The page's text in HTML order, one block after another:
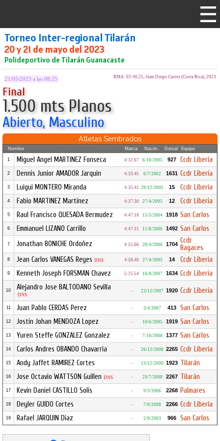
Torneo Inter-regional Tilarán
20 y 21 de mayo del 2023
Polideportivo de Tilarán Guanacaste
21/05/2023 a las 08:25 RMA: 03:40.25, Juan Diego Castro (Costa Rica), 2023
Final
1.500 mts Planos
Abierto, Masculino
Atletas Sembrados
Nombre Marca Nacim. Dorsal Equipo
1 Miguel Angel MARTINEZ Fonseca 4:32.67 6/10/2005 927 Ccdr Liberia
2 Dennis Junior AMADOR Jarquin 4:33.45 6/7/2002 1631 Ccdr Liberia
3 Luigui MONTERO Miranda 4:35.41 29/12/2005 15 Ccdr Liberia
4 Fabio MARTINEZ Martinez 4:37.30 27/4/2005 12 Ccdr Liberia
5 Raul Francisco QUESADA Bermudez 4:47.18 15/5/2004 1918 San Carlos
6 Emmanuel LIZANO Carrillo 4:47.31 11/8/2006 1492 San Carlos
7 Jonathan BONICHE Ordoñez 4:55.06 20/4/2008 1704 Ccdr
Bagaces
8 Jean Carlos VANEGAS Reyes DNS 4:58.40 27/4/2005 14 Ccdr Liberia
9 Kenneth Joseph FORSMAN Chavez 5:25.54 16/8/2007 1634 Ccdr Liberia
10 Alejandro Jose BALTODANO Sevilla
DNS
- 23/12/2007 1920 Ccdr Liberia
11 Juan Pablo CERDAS Perez - 3/4/2007 413 San Carlos
12 Jostin Johan MENDOZA Lopez - 10/6/2005 1919 San Carlos
13 Yuren Steffe GONZALEZ Gonzalez - 7/10/2008 1377 San Carlos
14 Carlos Andres OBANDO Chavarria - 26/12/2008 2265 Ccdr Liberia
15 Andy Jaffet RAMIREZ Cortes - 13/12/2000 1923 Tilarán
16 Jose Octavio WATTSON Guillen DNS - 23/7/2008 2267 Tilarán
17 Kevin Daniel CASTILLO Solis - 9/3/2006 2268 Palmares
18 Deyler GUIDO Cortes - 7/9/2008 2266 Ccdr Liberia
19 Rafael JARQUIN Diaz - 2/9/2003 966 San Carlos